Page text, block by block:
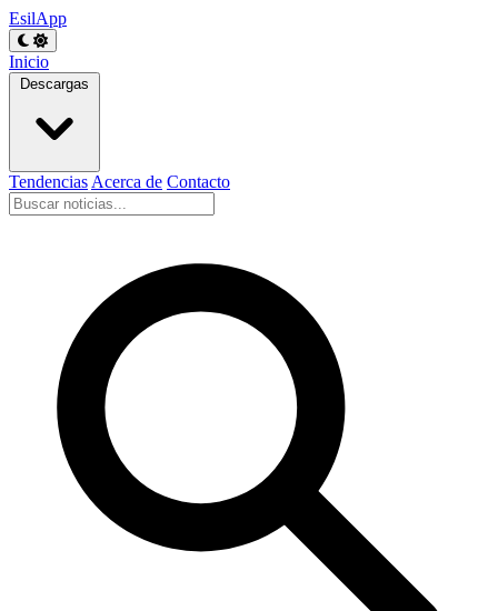
EsilApp
Inicio
Descargas
Tendencias Acerca de Contacto